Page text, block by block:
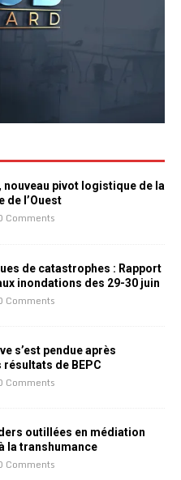
nouveau pivot logistique de la
de l’Ouest
Comments
de catastrophes : Rapport
inondations des 29-30 juin
Comments
s’est pendue après
de BEPC
Comments
outillées en médiation
la transhumance
Comments